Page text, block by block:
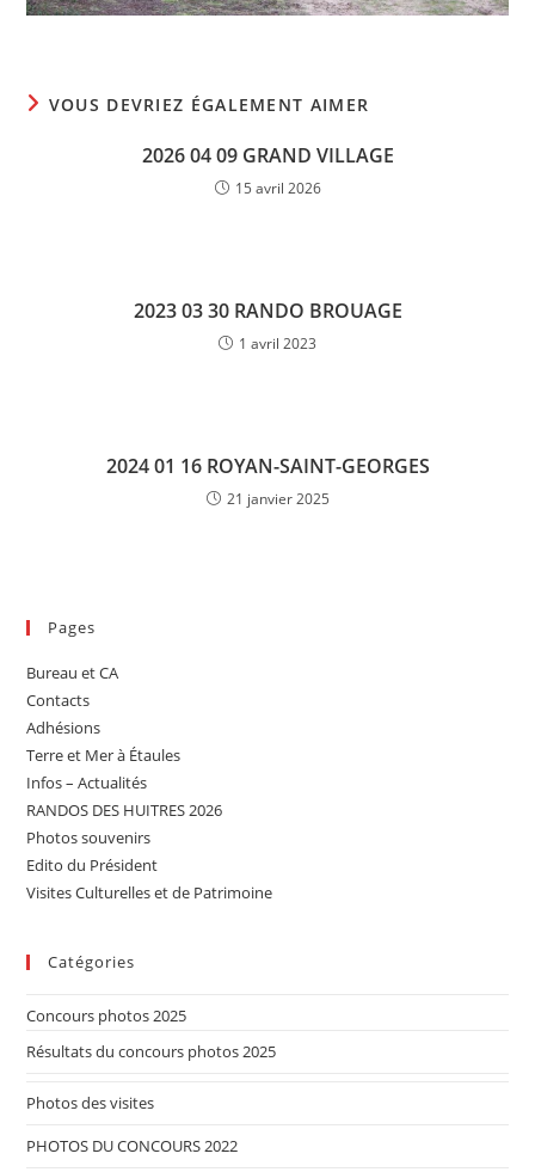
VOUS DEVRIEZ ÉGALEMENT AIMER
2026 04 09 GRAND VILLAGE
15 avril 2026
2023 03 30 RANDO BROUAGE
1 avril 2023
2024 01 16 ROYAN-SAINT-GEORGES
21 janvier 2025
Pages
Bureau et CA
Contacts
Adhésions
Terre et Mer à Étaules
Infos – Actualités
RANDOS DES HUITRES 2026
Photos souvenirs
Edito du Président
Visites Culturelles et de Patrimoine
Catégories
Concours photos 2025
Résultats du concours photos 2025
Photos des visites
PHOTOS DU CONCOURS 2022